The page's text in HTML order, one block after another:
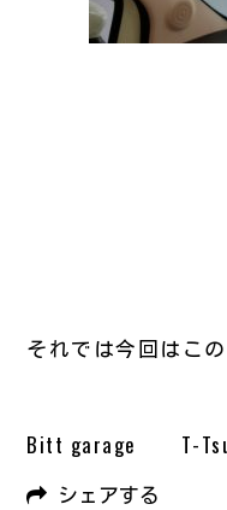
それでは今回はこ
Bitt garage T-
シェアする